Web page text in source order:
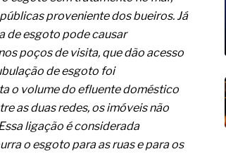
de
de IA
proveniente dos bueiros. Já
de esgoto pode causar
poços de visita, que dão acesso
de esgoto foi
o volume do efluente doméstico
as duas redes, os imóveis não
ligação é considerada
o esgoto para as ruas e para os